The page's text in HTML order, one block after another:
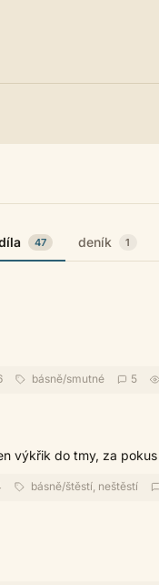
47 deník 1
básně/smutné 5
výkřik do tmy, za
básně/štěstí, neštěstí